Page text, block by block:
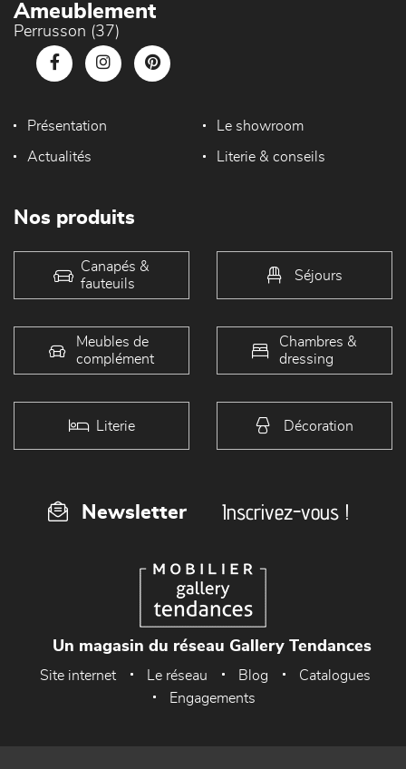
Ameublement
Perrusson (37)
Présentation Le showroom
Actualités Literie & conseils
Nos produits
Canapés &
fauteuils
Séjours
Meubles de
complément
Chambres &
dressing
Literie Décoration
Newsletter Inscrivez-vous !
Un magasin du réseau Gallery Tendances
Site internet Le réseau Blog
Catalogues
Engagements